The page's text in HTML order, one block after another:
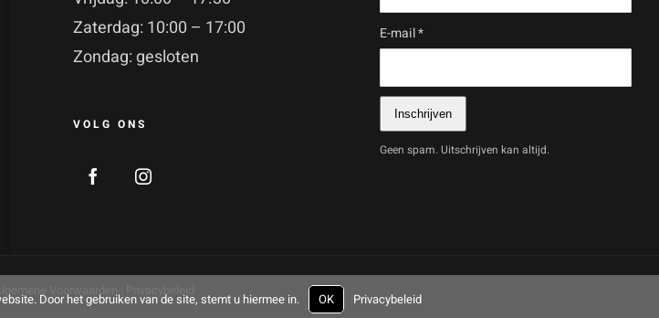
Zaterdag: 10:00 – 17:00
Zondag: gesloten
VOLG ONS
E-mail*
Inschrijven
Geen spam. Uitschrijven kan altijd.
Algemene Voorwaarden| Privacybeleid
Door het gebruiken van de site, stemt u hiermee in. OK Privacybeleid